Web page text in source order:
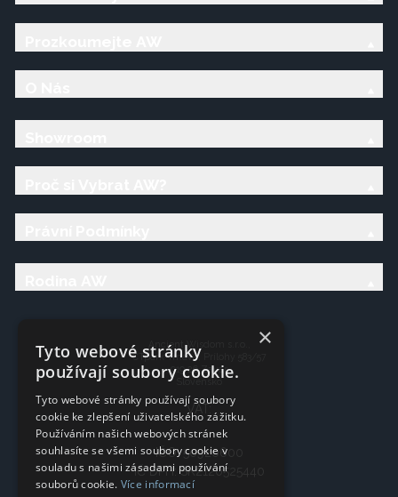
Ancient Wisdom s.r.o.,
CTpark Trnava, Prílohy 583/57
919 26 Zavar
Slovensko
IČO: 50920600
IČ DPH: SK2120525440
×
Tyto webové stránky
používají soubory cookie.
Tyto webové stránky používají soubory
cookie ke zlepšení uživatelského zážitku.
Používáním našich webových stránek
souhlasíte se všemi soubory cookie v
souladu s našimi zásadami používání
souborů cookie. Více informací